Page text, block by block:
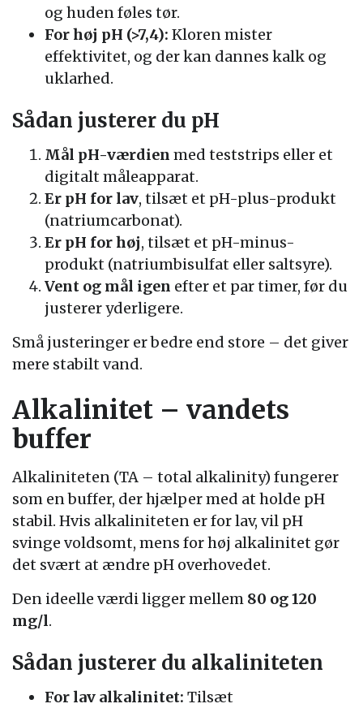
og huden føles tør.
For høj pH (>7,4): Kloren mister
effektivitet, og der kan dannes kalk og
uklarhed.
Sådan justerer du pH
Mål pH-værdien med teststrips eller et
digitalt måleapparat.
Er pH for lav, tilsæt et pH-plus-produkt
(natriumcarbonat).
Er pH for høj, tilsæt et pH-minus-
produkt (natriumbisulfat eller saltsyre).
Vent og mål igen efter et par timer, før du
justerer yderligere.
Små justeringer er bedre end store – det giver
mere stabilt vand.
Alkalinitet – vandets
buffer
Alkaliniteten (TA – total alkalinity) fungerer
som en buffer, der hjælper med at holde pH
stabil. Hvis alkaliniteten er for lav, vil pH
svinge voldsomt, mens for høj alkalinitet gør
det svært at ændre pH overhovedet.
Den ideelle værdi ligger mellem 80 og 120
mg/l.
Sådan justerer du alkaliniteten
For lav alkalinitet: Tilsæt